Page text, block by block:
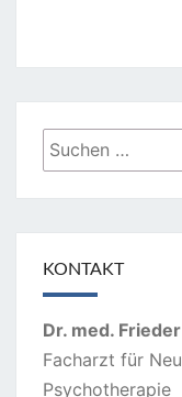
Suchen
nach:
KONTAKT
Dr. med.
Facharzt für
Psychotherapie